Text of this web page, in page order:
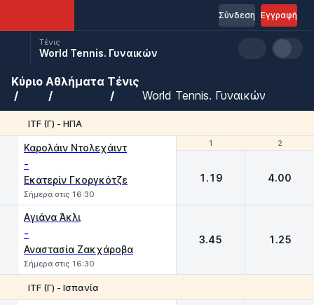
Εγγραφή
Σύνδεση
Τένις
World Tennis. Γυναικών
Κύριο Αθλήματα Τένις
World Tennis. Γυναικών
ITF (Γ) - ΗΠΑ
1 2
Καρολάιν Ντολεχάιντ
-
Εκατερίν Γκοργκότζε
Σήμερα στις 16:30
1 2
1.19 4.00
Αγιάνα Άκλι
-
Αναστασία Ζακχάροβα
Σήμερα στις 16:30
3.45 1.25
ITF (Γ) - Ισπανία